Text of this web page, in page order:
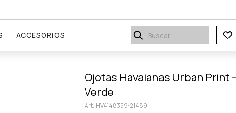
ACCESORIOS
Ojotas Havaianas Urban Print -
Verde
HV4148359-21489